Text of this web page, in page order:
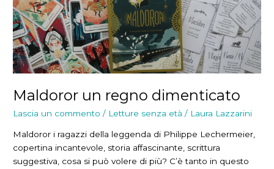
Maldoror un regno dimenticato
Lascia un commento / Letture senza età / Laura Lazzarini
Maldoror i ragazzi della leggenda di Philippe Lechermeier,
copertina incantevole, storia affascinante, scrittura
suggestiva, cosa si può volere di più? C’è tanto in questo